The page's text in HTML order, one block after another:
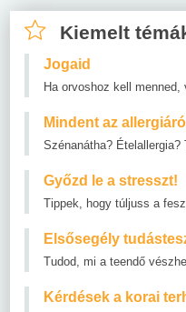
Kiemelt
Jogaid
Ha orvoshoz kell
Mindent az allergiáról
Szénanátha? Ételallergia?
Győzd le a stresszt!
Tippek, hogy túljuss a
Elsősegély
Tudod, mi a teendő
Kérdések a korai